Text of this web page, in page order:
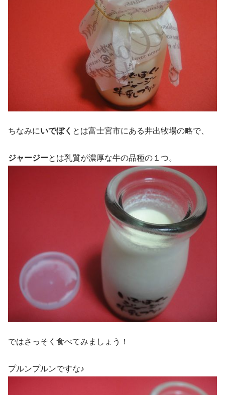
ちなみにいでぼく とは富士宮市にある井出牧場の略で、
ジャージーとは乳質が濃厚な牛の品種の１つ。
ではさっそく食べてみましょう！
プルンプルンですな♪